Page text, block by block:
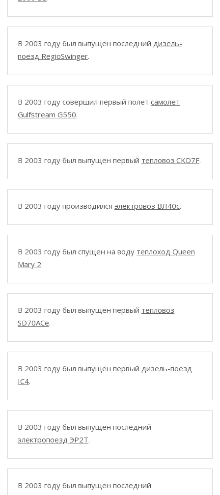
В 2003 году был выпущен последний дизель-
поезд RegioSwinger.
В 2003 году совершил первый полет самолет
Gulfstream G550.
В 2003 году был выпущен первый тепловоз CKD7F.
В 2003 году производился электровоз ВЛ40с.
В 2003 году был спущен на воду теплоход Queen
Mary 2.
В 2003 году был выпущен первый тепловоз
SD70ACe.
В 2003 году был выпущен первый дизель-поезд
IC4.
В 2003 году был выпущен последний
электропоезд ЭР2Т.
В 2003 году был выпущен последний